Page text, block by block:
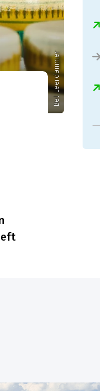
Bel Leerdammer